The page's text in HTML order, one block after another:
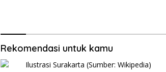
Rekomendasi untuk kamu